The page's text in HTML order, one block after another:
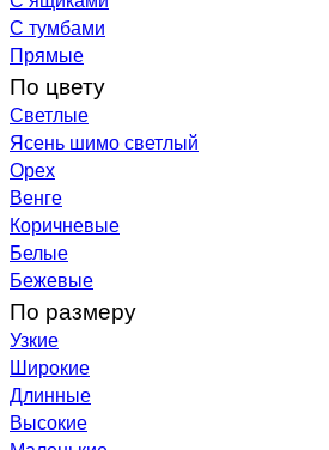
С тумбами
Прямые
По цвету
Светлые
Ясень шимо светлый
Орех
Венге
Коричневые
Белые
Бежевые
По размеру
Узкие
Широкие
Длинные
Высокие